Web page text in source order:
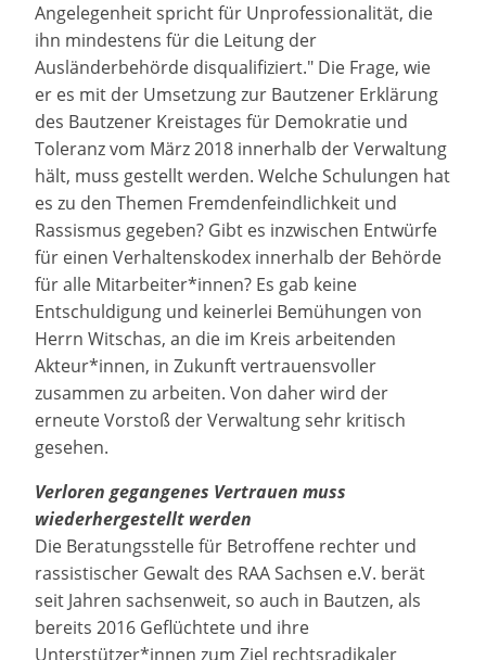
Angelegenheit spricht für Unprofessionalität, die
ihn mindestens für die Leitung der
Ausländerbehörde disqualifiziert." Die Frage, wie
er es mit der Umsetzung zur Bautzener Erklärung
des Bautzener Kreistages für Demokratie und
Toleranz vom März 2018 innerhalb der Verwaltung
hält, muss gestellt werden. Welche Schulungen hat
es zu den Themen Fremdenfeindlichkeit und
Rassismus gegeben? Gibt es inzwischen Entwürfe
für einen Verhaltenskodex innerhalb der Behörde
für alle Mitarbeiter*innen? Es gab keine
Entschuldigung und keinerlei Bemühungen von
Herrn Witschas, an die im Kreis arbeitenden
Akteur*innen, in Zukunft vertrauensvoller
zusammen zu arbeiten. Von daher wird der
erneute Vorstoß der Verwaltung sehr kritisch
gesehen.
Verloren gegangenes Vertrauen muss
wiederhergestellt werden
Die Beratungsstelle für Betroffene rechter und
rassistischer Gewalt des RAA Sachsen e.V. berät
seit Jahren sachsenweit, so auch in Bautzen, als
bereits 2016 Geflüchtete und ihre
Unterstützer*innen zum Ziel rechtsradikaler